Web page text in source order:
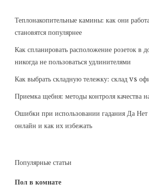
Теплонакопительные камины: как они
становятся популярнее
Как спланировать расположение розеток в
никогда не пользоваться удлинителями
Как выбрать складную тележку: склад vs
Приемка щебня: методы контроля качества
Ошибки при использовании гадания Да Нет
онлайн и как их избежать
Популярные статьи
Пол в комнате